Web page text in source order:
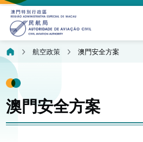
航空政策 澳門安全方案
澳門安全方案